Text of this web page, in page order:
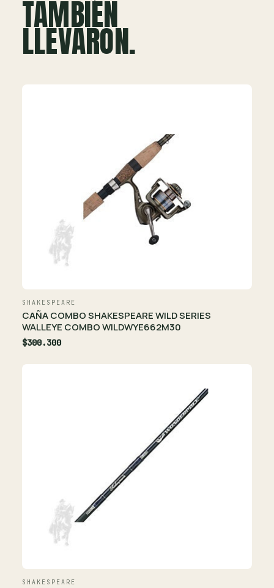
TAMBIÉN
LLEVARON.
SHAKESPEARE
CAÑA COMBO SHAKESPEARE WILD SERIES
WALLEYE COMBO WILDWYE662M30
$300.300
SHAKESPEARE